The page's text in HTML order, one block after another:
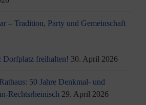
– Tradition, Party und Gemeinschaft
Dorfplatz freihalten! 30. April 2026
50 Jahre Denkmal- und
Rechtsrheinisch 29. April 2026